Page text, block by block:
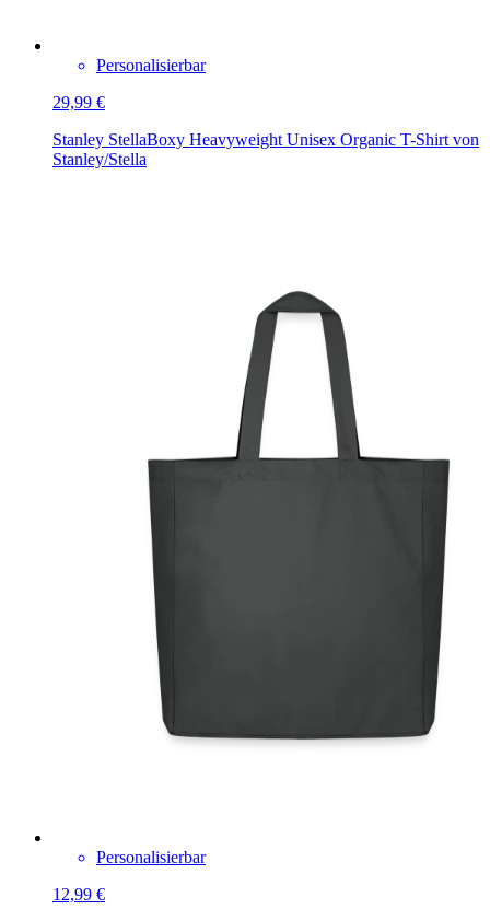
Personalisierbar
29,99 €
Stanley StellaBoxy Heavyweight Unisex Organic T-Shirt von
Stanley/Stella
Personalisierbar
12,99 €